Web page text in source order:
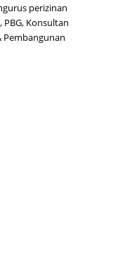
perizinan
PBG, Konsultan
Pembangunan